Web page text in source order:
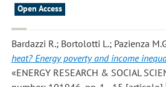
Open Access
Bardazzi R.; Bortolotti L.; Pazienza
heat? Energy poverty and income
«ENERGY RESEARCH & SOCIAL